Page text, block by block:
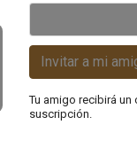
Invitar a mi
Tu amigo recibirá un
suscripción.